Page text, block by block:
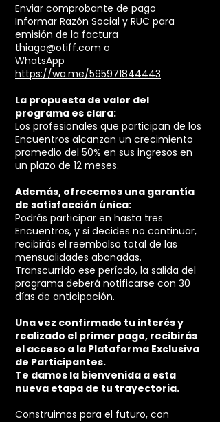
Enviar comprobante de pago
Informar Razón Social y RUC para
emisión de la factura
thiago@otiff.com o
WhatsApp
https://wa.me/595971844443
La propuesta de valor del
programa es clara:
Los profesionales que participan de los
Encuentros alcanzan un crecimiento
promedio del 50% en sus ingresos en
un plazo de 12 meses.
Además, ofrecemos una garantía
de satisfacción única:
Podrás participar en hasta tres
Encuentros, y si decides no continuar,
recibirás el reembolso total de las
mensualidades abonadas.
Transcurrido ese período, la salida del
programa deberá notificarse con 30
días de anticipación.
Una vez confirmado tu interés y
realizado el primer pago, recibirás
el acceso a la Plataforma Exclusiva
de Participantes.
Te damos la bienvenida a esta
nueva etapa de tu trayectoria.
Construimos para el futuro, con